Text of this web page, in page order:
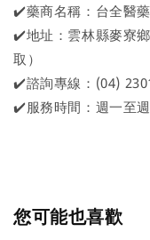
✔️藥商名稱：台全醫
✔️地址：雲林縣麥寮
取）
✔️諮詢專線：(04)
✔️服務時間：週一至
您可能也喜歡